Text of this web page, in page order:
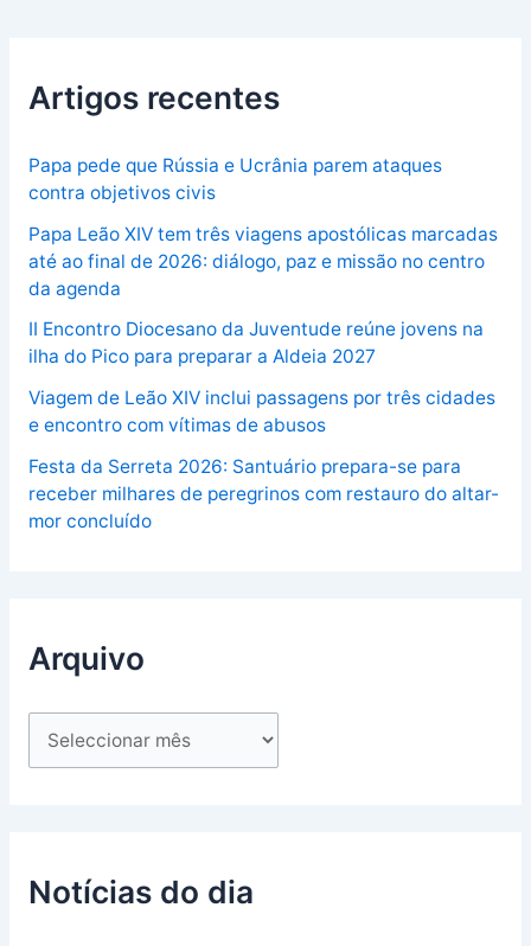
Artigos recentes
Papa pede que Rússia e Ucrânia parem ataques
contra objetivos civis
Papa Leão XIV tem três viagens apostólicas marcadas
até ao final de 2026: diálogo, paz e missão no centro
da agenda
II Encontro Diocesano da Juventude reúne jovens na
ilha do Pico para preparar a Aldeia 2027
Viagem de Leão XIV inclui passagens por três cidades
e encontro com vítimas de abusos
Festa da Serreta 2026: Santuário prepara-se para
receber milhares de peregrinos com restauro do altar-
mor concluído
Arquivo
Notícias do dia